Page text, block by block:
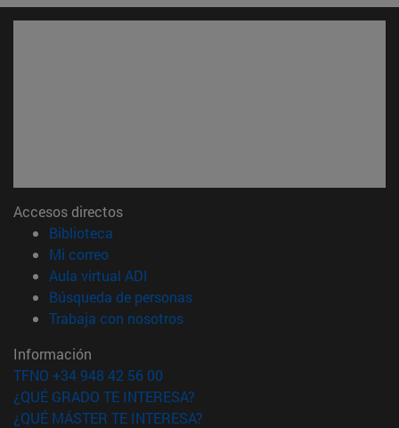
Accesos directos
Biblioteca
Mi correo(abre en nueva ventana)
Aula virtual ADI
Búsqueda de personas(abre en nueva ventana)
Trabaja con nosotros(abre en nueva ventana)
Información
TFNO +34 948 42 56 00
¿QUÉ GRADO TE INTERESA?
¿QUÉ MÁSTER TE INTERESA?